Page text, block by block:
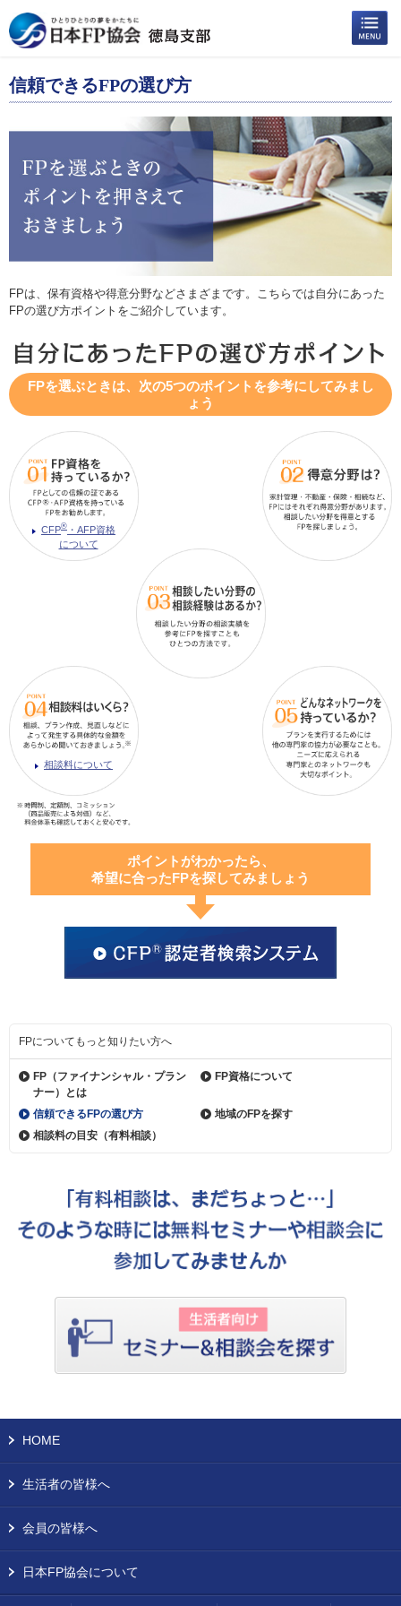
信頼できるFPの選び方
FPは、保有資格や得意分野などさまざまです。こちらでは自分にあった
FPの選び方ポイントをご紹介しています。
FPを選ぶときは、次の5つのポイントを参考にしてみまし
ょう
CFP® ・AFP資格
について
相談料について
ポイントがわかったら、
希望に合ったFPを探してみましょう
FPについてもっと知りたい方へ
FP（ファイナンシャル・ プラン
ナー）とは
FP資格について
信頼できるFPの選び方
地域のFPを探す
相談料の目安（有料相談）
HOME
生活者の皆様へ
会員の皆様へ
日本FP協会について